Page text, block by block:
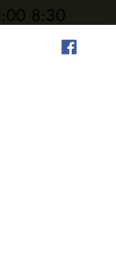
8:30
-5:30